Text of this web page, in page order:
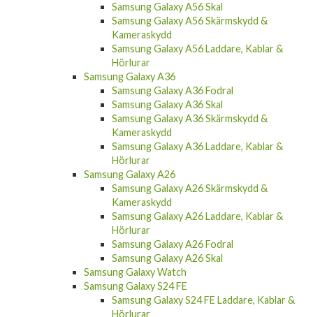
Samsung Galaxy A56 Skal
Samsung Galaxy A56 Skärmskydd &
Kameraskydd
Samsung Galaxy A56 Laddare, Kablar &
Hörlurar
Samsung Galaxy A36
Samsung Galaxy A36 Fodral
Samsung Galaxy A36 Skal
Samsung Galaxy A36 Skärmskydd &
Kameraskydd
Samsung Galaxy A36 Laddare, Kablar &
Hörlurar
Samsung Galaxy A26
Samsung Galaxy A26 Skärmskydd &
Kameraskydd
Samsung Galaxy A26 Laddare, Kablar &
Hörlurar
Samsung Galaxy A26 Fodral
Samsung Galaxy A26 Skal
Samsung Galaxy Watch
Samsung Galaxy S24 FE
Samsung Galaxy S24 FE Laddare, Kablar &
Hörlurar